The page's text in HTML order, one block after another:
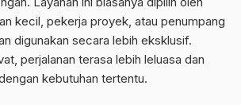
kecil, pekerja proyek, atau penumpang
digunakan secara lebih eksklusif.
perjalanan terasa lebih leluasa dan
kebutuhan tertentu.